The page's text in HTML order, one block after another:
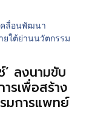
’ ลงนามขับ
รเพื่อสร้าง
มการแพทย์